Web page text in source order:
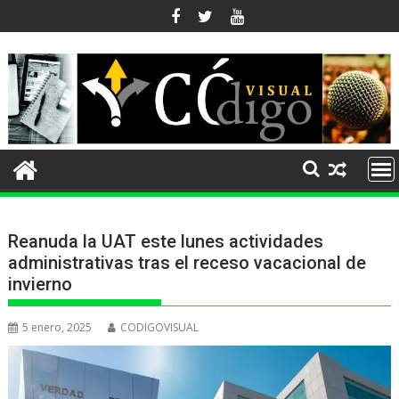
al
contenido
Reanuda la UAT este lunes actividades
administrativas tras el receso vacacional de
invierno
5 enero, 2025 CODIGOVISUAL